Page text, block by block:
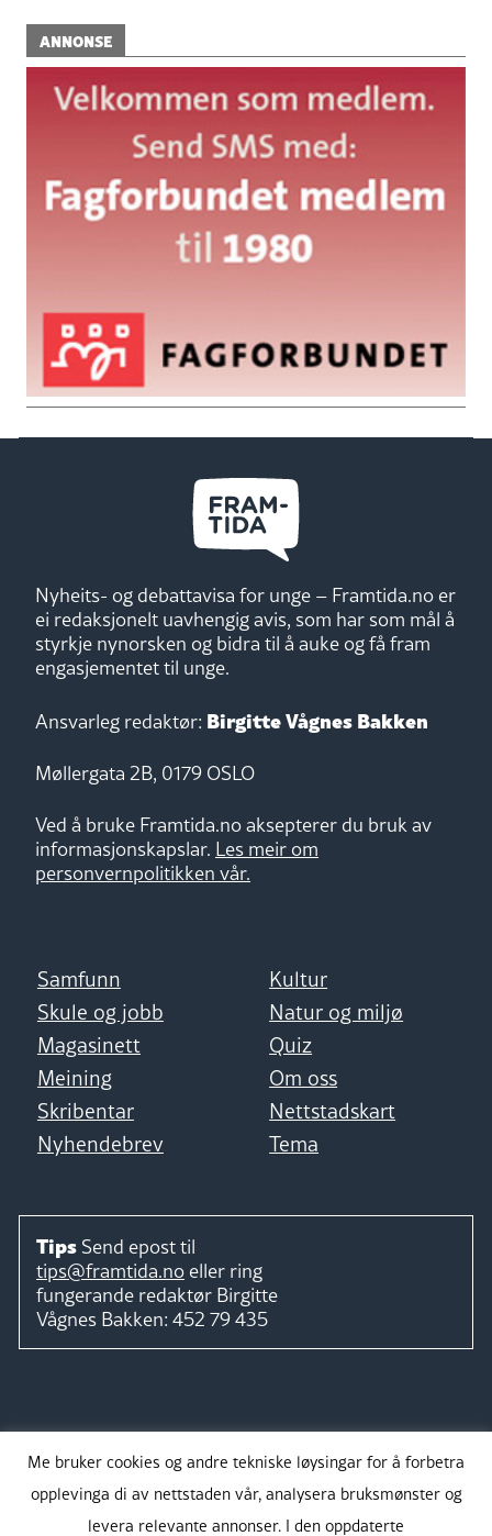
ANNONSE
Nyheits- og debattavisa for unge – Framtida.no er
ei redaksjonelt uavhengig avis, som har som mål å
styrkje nynorsken og bidra til å auke og få fram
engasjementet til unge.
Ansvarleg redaktør: Birgitte Vågnes Bakken
Møllergata 2B, 0179 OSLO
Ved å bruke Framtida.no aksepterer du bruk av
informasjonskapslar. Les meir om
personvernpolitikken vår.
Samfunn
Kultur
Skule og jobb
Natur og miljø
Magasinett
Quiz
Meining
Om oss
Skribentar
Nettstadskart
Nyhendebrev
Tema
Tips Send epost til
tips@framtida.no eller ring
fungerande redaktør Birgitte
Vågnes Bakken: 452 79 435
Me bruker cookies og andre tekniske løysingar for å forbetra
opplevinga di av nettstaden vår, analysera bruksmønster og
levera relevante annonser. I den oppdaterte